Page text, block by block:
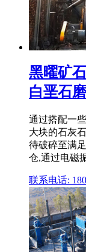
黑曜矿
白垩石
通过搭配一
大块的石灰
待破碎至满
仓,通过电磁
联系电话: